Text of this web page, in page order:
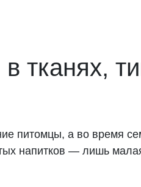
тканях,
питомцы, а во время
напитков — лишь малая